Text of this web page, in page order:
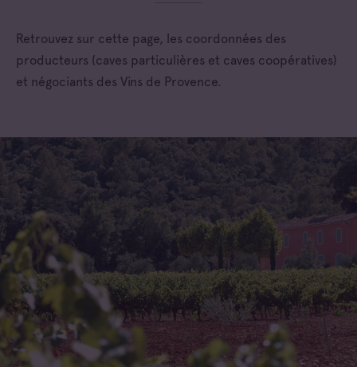
Retrouvez sur cette page, les coordonnées des
producteurs (caves particulières et caves coopératives)
et négociants des Vins de Provence.